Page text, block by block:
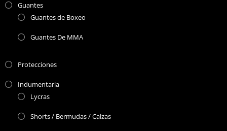
Guantes
Guantes de Boxeo
Guantes De MMA
Protecciones
Indumentaria
Lycras
Shorts / Bermudas / Calzas